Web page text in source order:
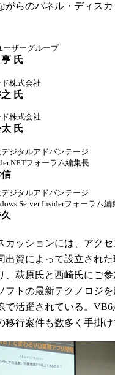
がらのパネル・ディス
ーザーグループ
氏
株式会社
氏
株式会社
氏
ジタルアドバンテージ
フォーラム編集長
ジタルアドバンテージ
Server Insiderフォーラム編
ッションには、アクセ
出資によって設立され
、荻原氏と西崎氏にご参
フトの最新テクノロジ
で活躍されている。VB6
移行案件も数多く手掛け